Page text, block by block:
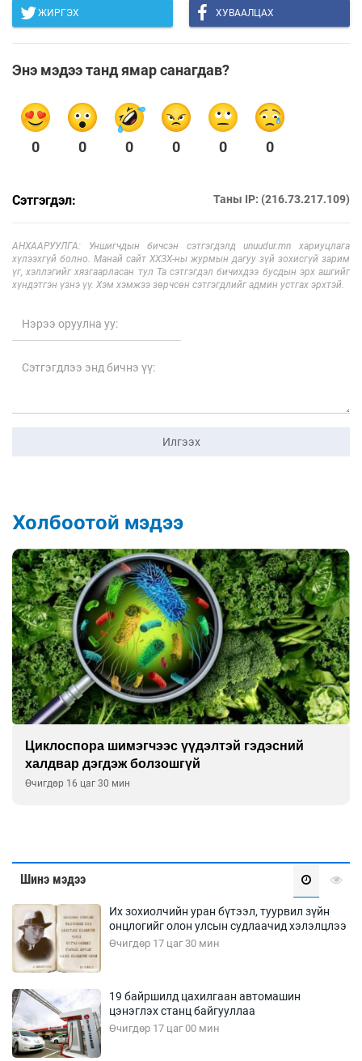
ЖИРГЭХ ХУВААЛЦАХ
Энэ мэдээ танд ямар санагдав?
0 0 0 0 0 0
Сэтгэгдэл: Таны IP: (216.73.217.109)
АНХААРУУЛГА: Уншигчдын бичсэн сэтгэгдэлд unuudur.mn хариуцлага
хүлээхгүй болно. Манай сайт ХХЗХ-ны журмын дагуу зүй зохисгүй зарим
үг, хэллэгийг хязгаарласан тул Та сэтгэгдэл бичихдээ бусдын эрх ашгийг
хүндэтгэн үзнэ үү. Хэм хэмжээ зөрчсөн сэтгэгдлийг админ устгах эрхтэй.
Илгээх
Холбоотой мэдээ
үүдэлтэй гэдэсний
Сэтгэцийн эрүүл
Шинэ мэдээ
Их зохиолчийн уран бүтээл, туурвил зүйн
онцлогийг олон улсын судлаачид хэлэлцлээ
Өчигдөр 17 цаг 30 мин
19 байршилд цахилгаан автомашин
цэнэглэх станц байгууллаа
Өчигдөр 17 цаг 00 мин